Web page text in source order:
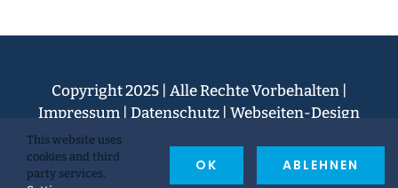
Copyright 2025 | Alle Rechte Vorbehalten |
Impressum | Datenschutz | Webseiten-Design
This website uses
cookies and third
party services.
OK ABLEHNEN